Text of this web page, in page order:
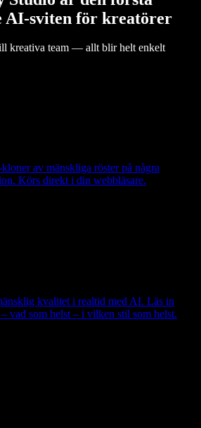
AI-sviten för kreatörer
kreativa team — allt blir helt enkelt
av mänskliga röster på några
Körs direkt i din webbläsare.
kvalitet i realtid med AI. Läs in
vad som helst – i vilken stil som helst.